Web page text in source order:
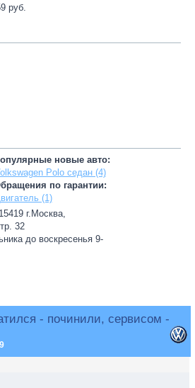
руб.
новые авто:
Polo седан (4)
по гарантии:
(1)
г.Москва,
32
до воскресенья 9-
- починили, сервисом -